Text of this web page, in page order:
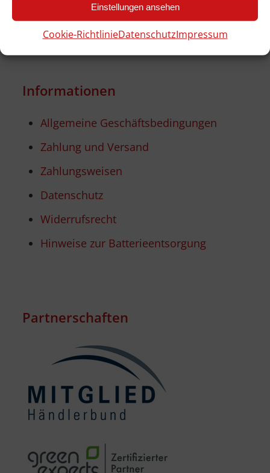
Einstellungen ansehen
Cookie-RichtlinieDatenschutzImpressum
Kontaktformular...
Informationen
Allgemeine Geschäftsbedingungen
Zahlung und Versand
Zahlungsweisen
Datenschutz
Widerrufsrecht
Hinweise zur Batterieentsorgung
Partnerschaften